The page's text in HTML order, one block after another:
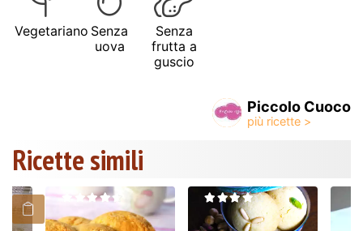
Vegetariano Senza
uova
Senza
frutta a
guscio
Piccolo Cuoco
Ricette simili